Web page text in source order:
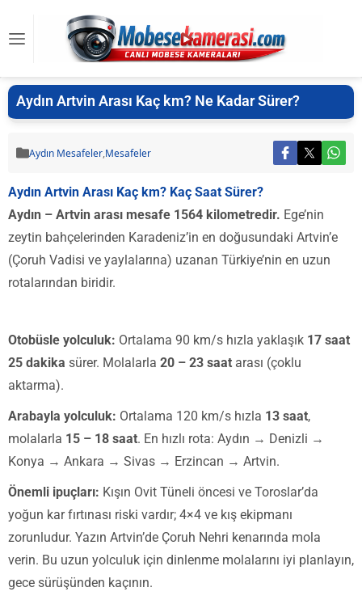
Aydın Artvin Arası Kaç km? Ne Kadar Sürer?
Aydın Mesafeler,Mesafeler
Aydın Artvin Arası Kaç km? Kaç Saat Sürer?
Aydın – Artvin arası mesafe 1564 kilometredir. Ege’nin
zeytin bahçelerinden Karadeniz’in en doğusundaki Artvin’e
(Çoruh Vadisi ve yaylalarına) uzanan Türkiye’nin en uzun
rotalarından biridir.
Otobüsle yolculuk: Ortalama 90 km/s hızla yaklaşık 17 saat
25 dakika sürer. Molalarla 20 – 23 saat arası (çoklu
aktarma).
Arabayla yolculuk: Ortalama 120 km/s hızla 13 saat,
molalarla 15 – 18 saat. En hızlı rota: Aydın → Denizli →
Konya → Ankara → Sivas → Erzincan → Artvin.
Önemli ipuçları: Kışın Ovit Tüneli öncesi ve Toroslar’da
yoğun kar fırtınası riski vardır; 4×4 ve kış ekipmanı
zorunludur. Yazın Artvin’de Çoruh Nehri kenarında mola
verin. Bu uzun yolculuk için dinlenme molalarını iyi planlayın,
gece sürüşünden kaçının.